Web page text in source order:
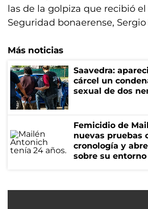
las de la golpiza que recibió
Seguridad bonaerense,
Más noticias
Saavedra:
cárcel un
sexual de dos
Femicidio de
nuevas pruebas
cronología y
sobre su